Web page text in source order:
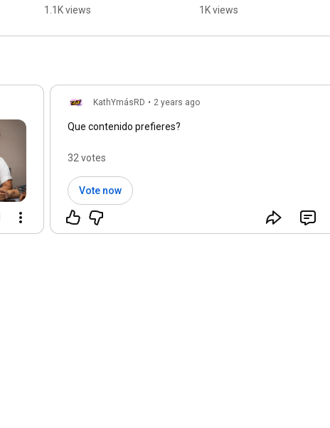
#danza #hiphop
#entretenimiento
1.1K views
#puntacana
#superq #radioshow
1K views
KathYmásRD • 2 years ago
Que contenido prefieres?
32 votes
Vote now